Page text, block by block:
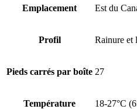
Emplacement Est du
Profil Rainure et
Pieds carrés par boîte 27
Température 18-27°C